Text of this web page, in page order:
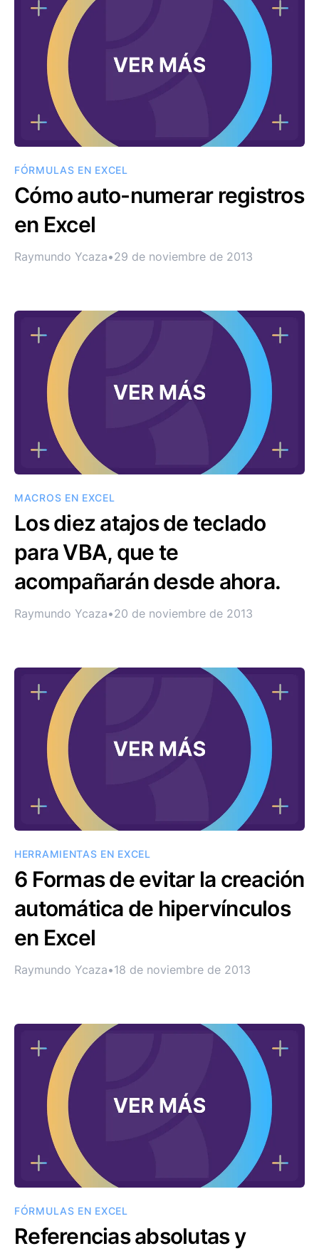
FÓRMULAS EN EXCEL
Cómo auto-numerar registros
en Excel
Raymundo Ycaza•29 de noviembre de 2013
MACROS EN EXCEL
Los diez atajos de teclado
para VBA, que te
acompañarán desde ahora.
Raymundo Ycaza•20 de noviembre de 2013
HERRAMIENTAS EN EXCEL
6 Formas de evitar la creación
automática de hipervínculos
en Excel
Raymundo Ycaza•18 de noviembre de 2013
FÓRMULAS EN EXCEL
Referencias absolutas y